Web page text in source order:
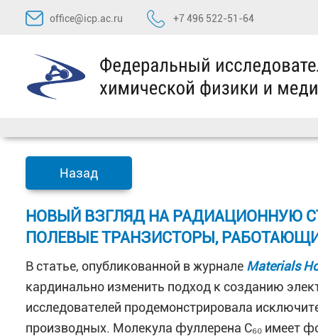
Перейти
содержимому
office@icp.ac.ru +7 496 522-51-64
Назад
НОВЫЙ ВЗГЛЯД НА РАДИАЦИОННУЮ
ПОЛЕВЫЕ ТРАНЗИСТОРЫ,
В статье, опубликованной в журнале Materials
кардинально изменить подход к созданию
исследователей продемонстрировала
производных. Молекула фуллерена C₆₀ имеет